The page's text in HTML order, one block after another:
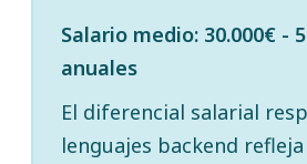
Salario medio: 30.000€ -
anuales
El diferencial salarial
lenguajes backend refleja